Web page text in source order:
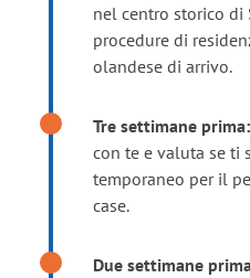
nel centro storico
procedure di
olandese di arrivo.
Tre settimane prima:
con te e valuta se ti
temporaneo per il
case.
Due settimane